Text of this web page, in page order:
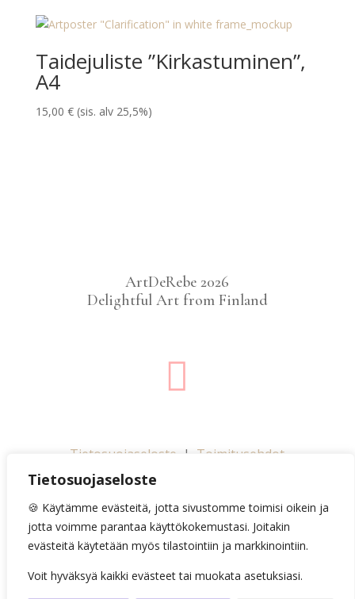
Tietosuojaseloste
🍪 Käytämme evästeitä, jotta sivustomme toimisi oikein ja
jotta voimme parantaa käyttökokemustasi. Joitakin
evästeitä käytetään myös tilastointiin ja markkinointiin.
Voit hyväksyä kaikki evästeet tai muokata asetuksiasi.
Taidejuliste ”Kirkastuminen”,
A4
15,00 € (sis. alv 25,5%)
ArtDeRebe 2026
Delightful Art from Finland

Tietosuojaseloste | Toimitusehdot
ArtDeReben kuvitukset suunnitellaan
Suomessa.
Kortit ja julisteet on painettu Suomessa.
CopyrightArtDeRebe 2026. All rights reserved.